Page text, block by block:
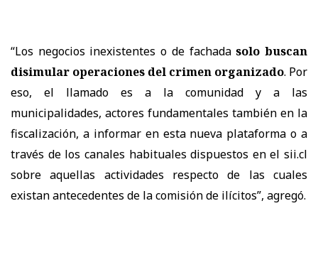
“Los negocios inexistentes o de fachadasolo buscan
disimular operaciones del crimen organizado. Por
eso, el llamado es a la comunidad y a las
municipalidades, actores fundamentales también en la
fiscalización, a informar en esta nueva plataforma o a
través de los canales habituales dispuestos en el sii.cl
sobre aquellas actividades respecto de las cuales
existan antecedentes de la comisión de ilícitos”, agregó.